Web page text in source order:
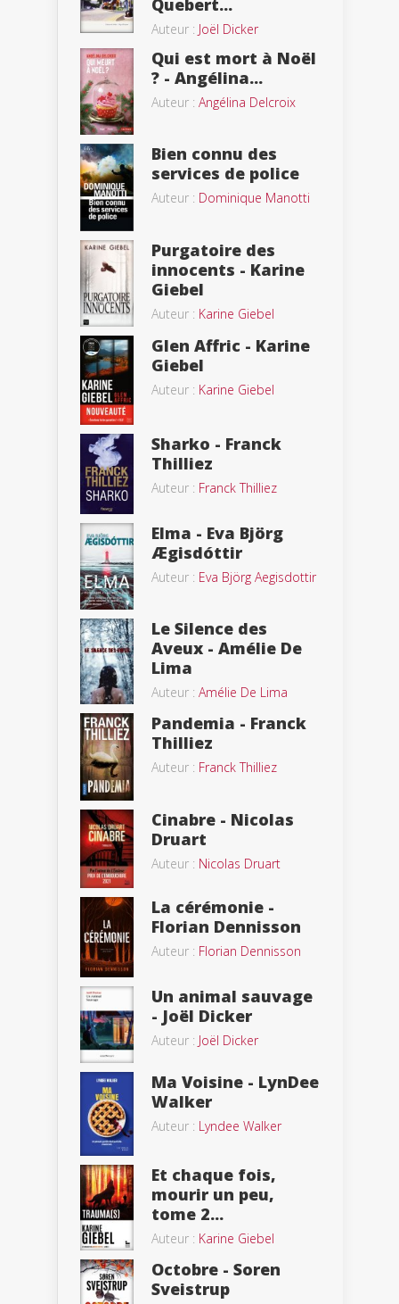
Quebert...
Auteur : Joël Dicker
Qui est mort à Noël
? - Angélina...
Auteur : Angélina Delcroix
Bien connu des
services de police
Auteur : Dominique Manotti
Purgatoire des
innocents - Karine
Giebel
Auteur : Karine Giebel
Glen Affric - Karine
Giebel
Auteur : Karine Giebel
Sharko - Franck
Thilliez
Auteur : Franck Thilliez
Elma - Eva Björg
Ægisdóttir
Auteur : Eva Björg Aegisdottir
Le Silence des
Aveux - Amélie De
Lima
Auteur : Amélie De Lima
Pandemia - Franck
Thilliez
Auteur : Franck Thilliez
Cinabre - Nicolas
Druart
Auteur : Nicolas Druart
La cérémonie -
Florian Dennisson
Auteur : Florian Dennisson
Un animal sauvage
- Joël Dicker
Auteur : Joël Dicker
Ma Voisine - LynDee
Walker
Auteur : Lyndee Walker
Et chaque fois,
mourir un peu,
tome 2...
Auteur : Karine Giebel
Octobre - Soren
Sveistrup